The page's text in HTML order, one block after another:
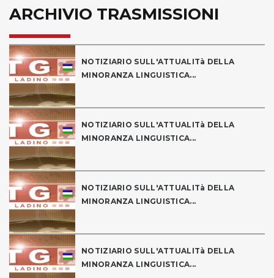
ARCHIVIO TRASMISSIONI
NOTIZIARIO SULL'ATTUALITà DELLA
MINORANZA LINGUISTICA...
NOTIZIARIO SULL'ATTUALITà DELLA
MINORANZA LINGUISTICA...
NOTIZIARIO SULL'ATTUALITà DELLA
MINORANZA LINGUISTICA...
NOTIZIARIO SULL'ATTUALITà DELLA
MINORANZA LINGUISTICA...